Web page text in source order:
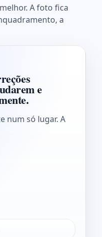
A foto fica
a
e
num só lugar. A